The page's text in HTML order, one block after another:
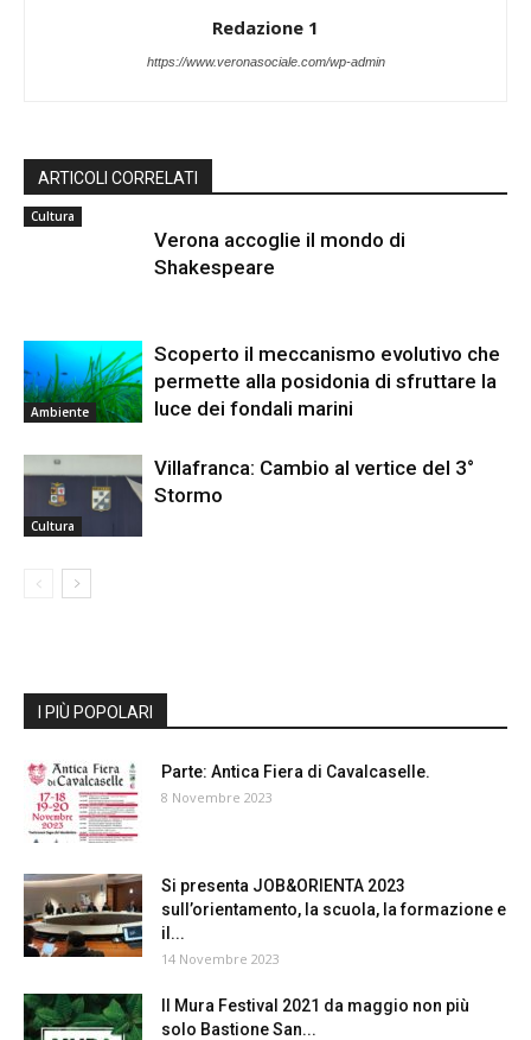
Redazione 1
https://www.veronasociale.com/wp-admin
ARTICOLI CORRELATI
Cultura
Verona accoglie il mondo di
Shakespeare
Ambiente
Scoperto il meccanismo evolutivo che
permette alla posidonia di sfruttare la
luce dei fondali marini
Cultura
Villafranca: Cambio al vertice del 3°
Stormo
I PIÙ POPOLARI
Parte: Antica Fiera di Cavalcaselle.
8 Novembre 2023
Si presenta JOB&ORIENTA 2023
sull’orientamento, la scuola, la formazione e
il...
14 Novembre 2023
Il Mura Festival 2021 da maggio non più
solo Bastione San...